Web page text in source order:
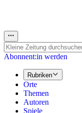
Abonnent:in werden
Rubriken
Orte
Themen
Autoren
Spiele